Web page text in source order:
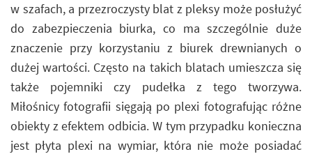
w szafach, a przezroczysty blat z pleksy może posłużyć
do zabezpieczenia biurka, co ma szczególnie duże
znaczenie przy korzystaniu z biurek drewnianych o
dużej wartości. Często na takich blatach umieszcza się
także pojemniki czy pudełka z tego tworzywa.
Miłośnicy fotografii sięgają po plexi fotografując różne
obiekty z efektem odbicia. W tym przypadku konieczna
jest płyta plexi na wymiar, która nie może posiadać